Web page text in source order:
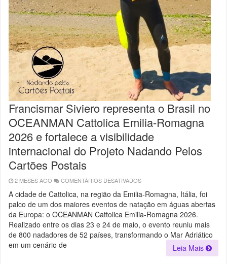
Francismar Siviero representa o Brasil no
OCEANMAN Cattolica Emilia-Romagna
2026 e fortalece a visibilidade
internacional do Projeto Nadando Pelos
Cartões Postais
2 MESES AGO COMENTÁRIOS DESATIVADOS
SIVIERO
REPRESENTA
O
BRASIL
NO
OCEANMAN
CATTOLICA
EMILIA-
ROMAGNA
FORTALECE
A cidade de Cattolica, na região da Emilia-Romagna, Itália, foi
palco de um dos maiores eventos de natação em águas abertas
da Europa: o OCEANMAN Cattolica Emilia-Romagna 2026.
Realizado entre os dias 23 e 24 de maio, o evento reuniu mais
de 800 nadadores de 52 países, transformando o Mar Adriático
em um cenário de
Leia Mais